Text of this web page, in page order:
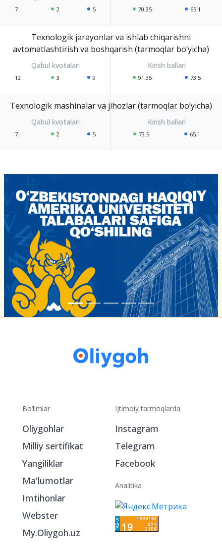
7 2 5 70.35 65.1
Texnologik jarayonlar va ishlab chiqarishni
avtomatlashtirish va boshqarish (tarmoqlar bo‘yicha)
12 3 9 91.35 73.5
Texnologik mashinalar va jihozlar (tarmoqlar bo‘yicha)
7 2 5 73.5 65.1
Bo‘limlar
Oliygohlar
Milliy sertifikat
Yangiliklar
Ma'lumotlar
Imtihonlar
Webster
My.Oliygoh.uz
Ijtimoiy tarmoqlarda
Instagram
Telegram
Facebook
Analitika